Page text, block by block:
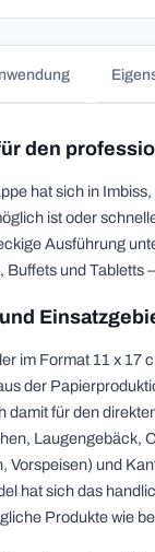
den
hat sich in
ist oder
Ausführung
Buffets und
im Format 11 x 17
der
damit für den
Laugengebäck,
Vorspeisen) und
hat sich das
Produkte wie